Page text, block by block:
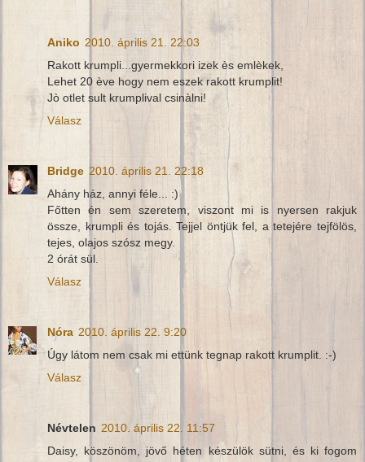
Aniko 2010. április 21. 22:03
Rakott krumpli...gyermekkori izek ès emlèkek,
Lehet 20 ève hogy nem eszek rakott krumplit!
Jò otlet sult krumplival csinàlni!
Válasz
Bridge 2010. április 21. 22:18
Ahány ház, annyi féle... :)
Főtten én sem szeretem, viszont mi is nyersen rakjuk
össze, krumpli és tojás. Tejjel öntjük fel, a tetejére tejfölös,
tejes, olajos szósz megy.
2 órát sül.
Válasz
Nóra 2010. április 22. 9:20
Úgy látom nem csak mi ettünk tegnap rakott krumplit. :-)
Válasz
Névtelen 2010. április 22. 11:57
Daisy, köszönöm, jövő héten készülök sütni, és ki fogom